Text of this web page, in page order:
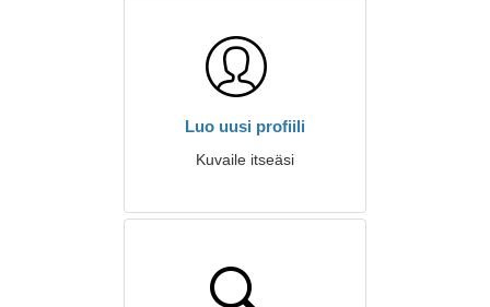
Luo uusi profiili
Kuvaile itseäsi